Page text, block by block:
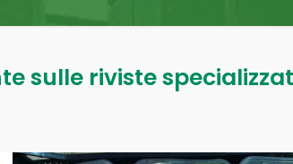
sulle riviste